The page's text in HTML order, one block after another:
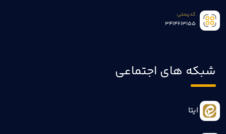
کدپستی:
3414613155
شبکه های اجتماعی
ایتا